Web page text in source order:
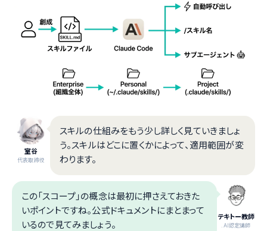
室谷
代表取締役
スキルの仕組みをもう少し詳しく見ていきましょ
う。スキルはどこに置くかによって、適用範囲が変
わります。
テキトー教師
.AI認定講師
この「スコープ」の概念は最初に押さえておきた
いポイントですね。公式ドキュメントにまとまって
いるので見てみましょう。